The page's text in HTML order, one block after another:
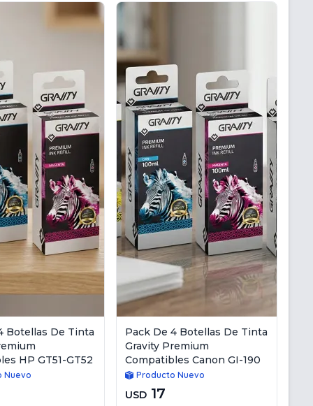
Botellas De Tinta
HP GT51-GT52
Nuevo
Pack De 4 Botellas De Tinta
Gravity Premium
Compatibles Canon GI-190
Producto Nuevo
USD 17